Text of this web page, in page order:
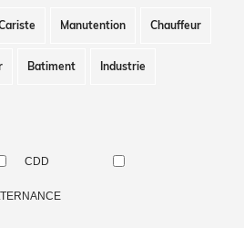
Manutention Chauffeur
Batiment Industrie
CDD